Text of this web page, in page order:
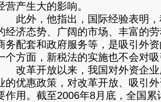
营产生大的影响。
此外，他指出，国际经验表明，
经济态势、广阔的市场、丰富的
务配套和政府服务等，是吸引外
个方面，新税法的实施也不会对
改革开放以来，我国对外资企业
的优惠政策，对改革开放、吸引
作用。截至2006年8月底，全国